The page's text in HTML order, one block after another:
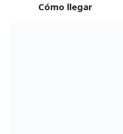
Cómo llegar